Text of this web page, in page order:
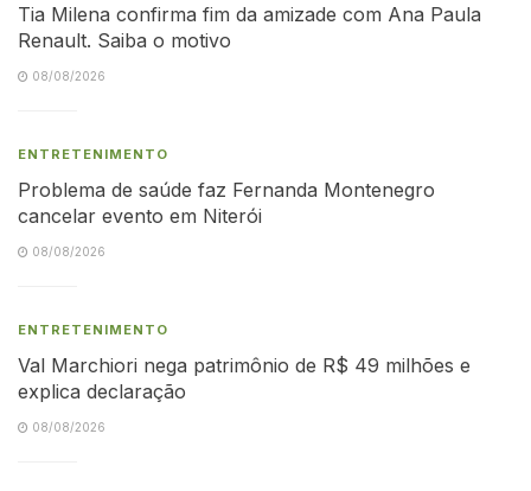
Tia Milena confirma fim da amizade com Ana Paula
Renault. Saiba o motivo
08/08/2026
ENTRETENIMENTO
Problema de saúde faz Fernanda Montenegro
cancelar evento em Niterói
08/08/2026
ENTRETENIMENTO
Val Marchiori nega patrimônio de R$ 49 milhões e
explica declaração
08/08/2026